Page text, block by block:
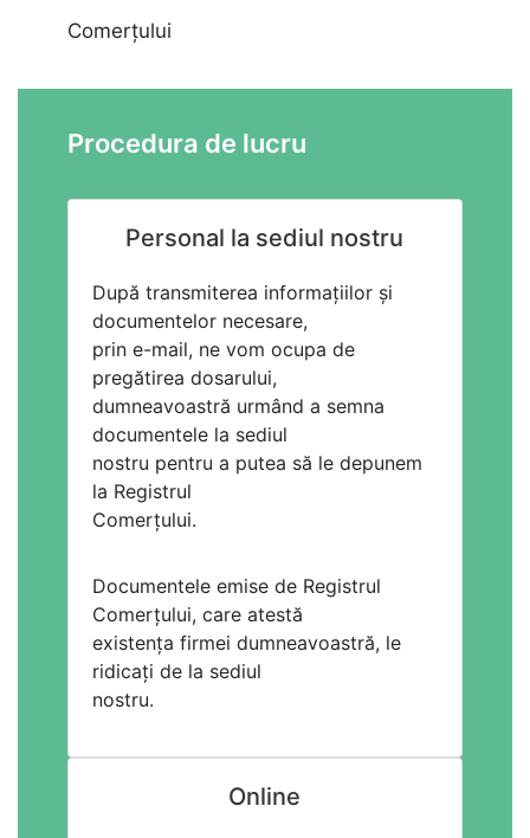
Comerțului
Procedura de lucru
Personal la sediul nostru
După transmiterea informațiilor și
documentelor necesare,
prin e-mail, ne vom ocupa de
pregătirea dosarului,
dumneavoastră urmând a semna
documentele la sediul
nostru pentru a putea să le depunem
la Registrul
Comerțului.
Documentele emise de Registrul
Comerțului, care atestă
existența firmei dumneavoastră, le
ridicați de la sediul
nostru.
Online